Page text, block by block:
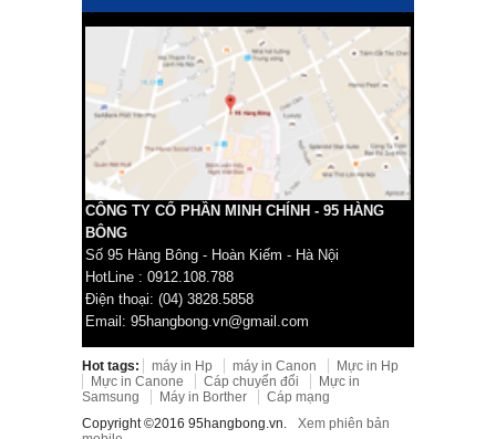
CÔNG TY CỔ PHẦN MINH CHÍNH - 95 HÀNG
BÔNG
Số 95 Hàng Bông - Hoàn Kiếm - Hà Nội
HotLine : 0912.108.788
Điện thoại: (04) 3828.5858
Email: 95hangbong.vn@gmail.com
Hot tags: máy in Hp máy in Canon
Mực in Hp
Mực in Canone
Cáp chuyển đổi
Mực in
Samsung
Máy in Borther
Cáp mạng
Copyright ©2016 95hangbong.vn.
Xem phiên bản